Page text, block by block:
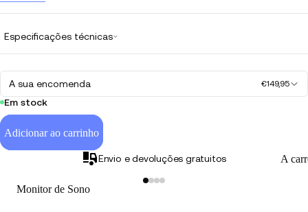
A
Especificações técnicas
A sua encomenda €149,95
Em stock
Adicionar ao carrinho
Envio e devoluções gratuitos
Monitor de Sono